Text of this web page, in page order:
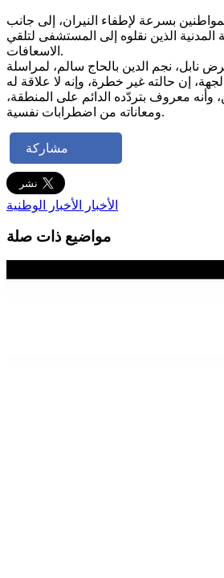
بسرعة لإطفاء النيران، إلى جانب
المدنية الذين نقلوه إلى المستشفى لتلقي
الاسعافات.
نابل، نجم الدين بالحاج سالم، لمراسلة
إن حالته غير خطرة، وإنه لا علاقة له
وأنه معروف بتردّده الدائم على المنطقة،
ومعاناته من اضطرابات نفسية.
مشاركة
الأخبار الأخبار الوطنية
مواضيع ذات صلة